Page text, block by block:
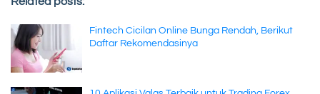
Fintech Cicilan Online Bunga Rendah, Berikut
Daftar Rekomendasinya